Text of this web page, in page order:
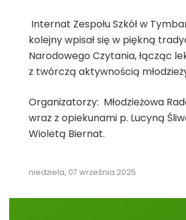
Internat Zespołu Szkół w
kolejny wpisał się w piękną
Narodowego Czytania, łącząc
z twórczą aktywnością
Organizatorzy: Młodzieżowa
wraz z opiekunami p. Lucyną
Wioletą Biernat.
niedziela, 07 września 2025